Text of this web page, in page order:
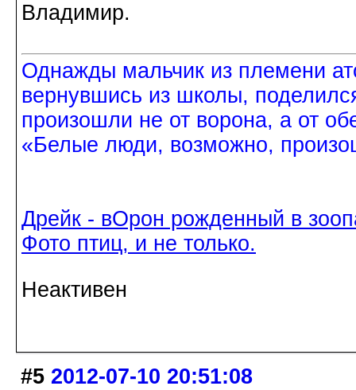
Владимир.
Однажды мальчик из племени
вернувшись из школы,
произошли не от ворона, а от
«Белые люди, возможно,
Дрейк - вОрон рожденный в
Фото птиц, и не только.
Неактивен
#5 2012-07-10 20:51:08